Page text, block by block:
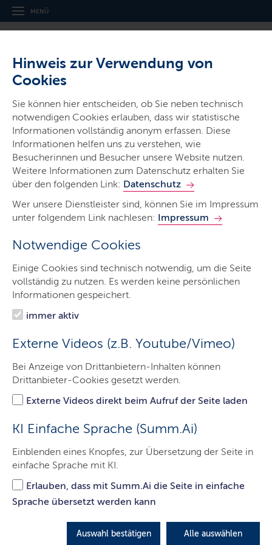
Hinweis zur Verwendung von
Cookies
Sie können hier entscheiden, ob Sie neben technisch
notwendigen Cookies erlauben, dass wir statistische
Informationen vollständig anonym erfassen. Diese
Informationen helfen uns zu verstehen, wie
Besucherinnen und Besucher unsere Website nutzen.
Weitere Informationen zum Datenschutz erhalten Sie
über den folgenden Link: Datenschutz
Wer unsere Dienstleister sind, können Sie im Impressum
unter folgendem Link nachlesen: Impressum
Notwendige Cookies
Einige Cookies sind technisch notwendig, um die Seite
vollständig zu nutzen. Es werden keine persönlichen
Informationen gespeichert.
immer aktiv
Externe Videos (z.B. Youtube/Vimeo)
Bei Anzeige von Drittanbietern-Inhalten können
Drittanbieter-Cookies gesetzt werden.
Externe Videos direkt beim Aufruf der Seite laden
KI Einfache Sprache (Summ.Ai)
Einblenden eines Knopfes, zur Übersetzung der Seite in
einfache Sprache mit KI.
Erlauben, dass mit Summ.Ai die Seite in einfache
Sprache übersetzt werden kann
Auswahl bestätigen Alle auswählen
MENÜ
Landesbetrieb
Straßenbau und Verkehr
Schleswig-Holstein
Ministerien & Behörden
Start
Der LBV.SH
Aufgaben
Service
Presse
Jobs & Karriere
Jobmesse Kiel Barlag
Süverkrüp Automobile
Wittland
Daimlerstraße 1